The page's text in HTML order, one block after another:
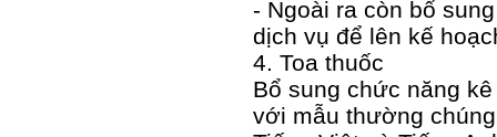
- Ngoài ra còn bổ
dịch vụ để lên kế
4. Toa thuốc
Bổ sung chức năng
với mẫu thường